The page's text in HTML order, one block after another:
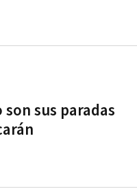
sus paradas